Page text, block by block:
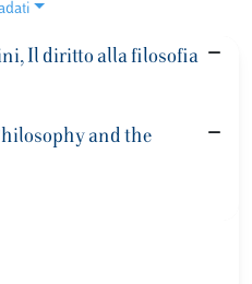
Il diritto alla filosofia
and the